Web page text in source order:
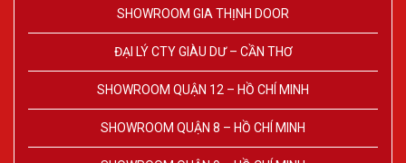
SHOWROOM GIA THỊNH DOOR
ĐẠI LÝ CTY GIÀU DƯ – CẦN THƠ
SHOWROOM QUẬN 12 – HỒ CHÍ MINH
SHOWROOM QUẬN 8 – HỒ CHÍ MINH